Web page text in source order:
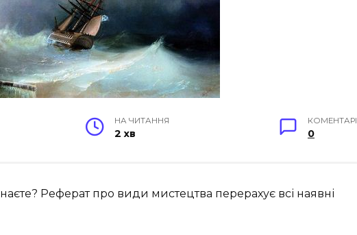
НА ЧИТАННЯ
2 хв
КОМЕНТАРІ
0
Реферат про види мистецтва перерахує всі наявні